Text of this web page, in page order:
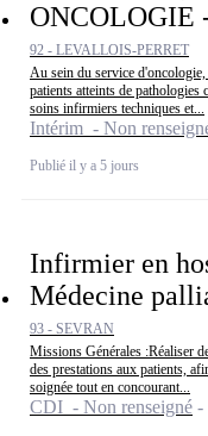
ONCOLOGIE
92 - LEVALLOIS-PERRET
Au sein du service
patients atteints de pathologies
soins infirmiers techniques et...
Intérim - Non
Publié il y a 5 jours
Infirmier en
Médecine
93 - SEVRAN
Missions Générales :Réaliser
des prestations aux patients,
soignée tout en concourant...
CDI - Non renseigné